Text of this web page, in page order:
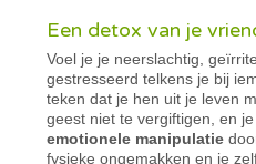
Een detox van je
Voel je je neerslachtig,
gestresseerd telkens je bij
teken dat je hen uit je leven
geest niet te vergiftigen, en
emotionele manipulatie
fysieke ongemakken en je